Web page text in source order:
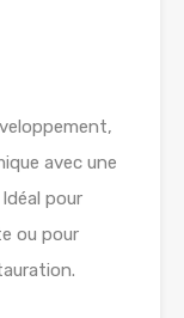
avec une
pour
ou pour